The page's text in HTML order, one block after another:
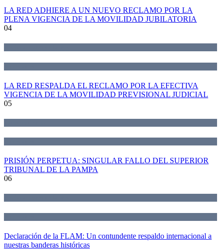
LA RED ADHIERE A UN NUEVO RECLAMO POR LA
PLENA VIGENCIA DE LA MOVILIDAD JUBILATORIA
04
LA RED RESPALDA EL RECLAMO POR LA EFECTIVA
VIGENCIA DE LA MOVILIDAD PREVISIONAL JUDICIAL
05
PRISIÓN PERPETUA: SINGULAR FALLO DEL SUPERIOR
TRIBUNAL DE LA PAMPA
06
Declaración de la FLAM: Un contundente respaldo internacional a
nuestras banderas históricas